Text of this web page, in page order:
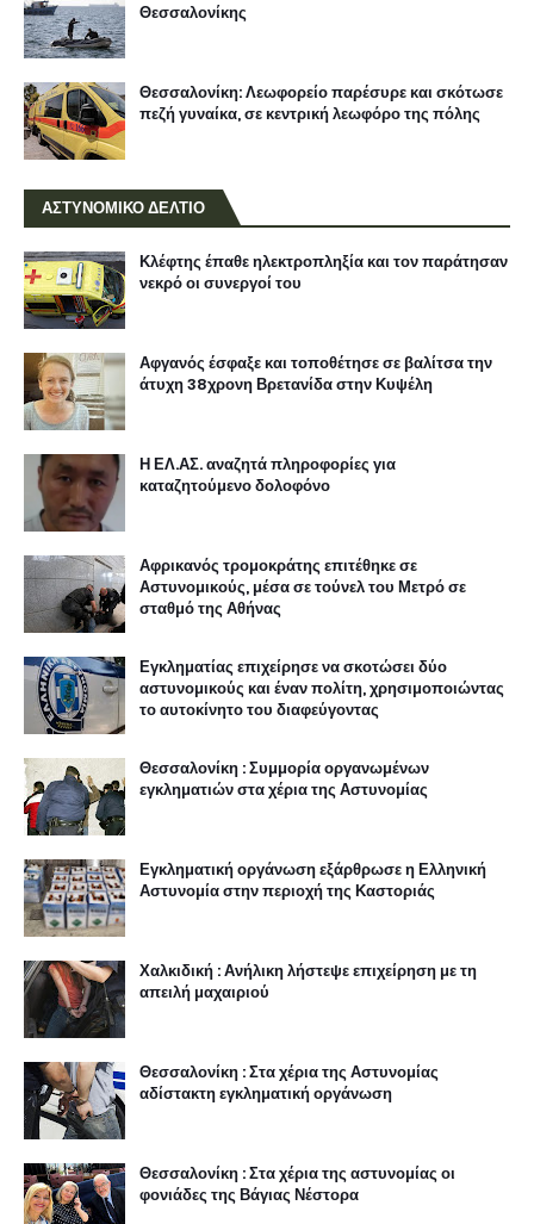
Θεσσαλονίκης
Θεσσαλονίκη: Λεωφορείο παρέσυρε και σκότωσε
πεζή γυναίκα, σε κεντρική λεωφόρο της πόλης
ΑΣΤΥΝΟΜΙΚΟ ΔΕΛΤΙΟ
Κλέφτης έπαθε ηλεκτροπληξία και τον παράτησαν
νεκρό οι συνεργοί του
Αφγανός έσφαξε και τοποθέτησε σε βαλίτσα την
άτυχη 38χρονη Βρετανίδα στην Κυψέλη
Η ΕΛ.ΑΣ. αναζητά πληροφορίες για
καταζητούμενο δολοφόνο
Αφρικανός τρομοκράτης επιτέθηκε σε
Αστυνομικούς, μέσα σε τούνελ του Μετρό σε
σταθμό της Αθήνας
Εγκληματίας επιχείρησε να σκοτώσει δύο
αστυνομικούς και έναν πολίτη, χρησιμοποιώντας
το αυτοκίνητο του διαφεύγοντας
Θεσσαλονίκη : Συμμορία οργανωμένων
εγκληματιών στα χέρια της Αστυνομίας
Εγκληματική οργάνωση εξάρθρωσε η Ελληνική
Αστυνομία στην περιοχή της Καστοριάς
Χαλκιδική : Ανήλικη λήστεψε επιχείρηση με τη
απειλή μαχαιριού
Θεσσαλονίκη : Στα χέρια της Αστυνομίας
αδίστακτη εγκληματική οργάνωση
Θεσσαλονίκη : Στα χέρια της αστυνομίας οι
φονιάδες της Βάγιας Νέστορα